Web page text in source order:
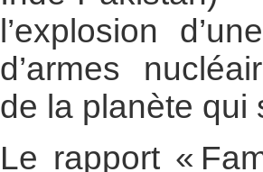
l’explosion
d’armes
de la planète qui
Le rapport «